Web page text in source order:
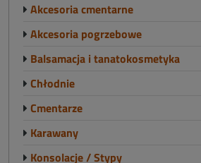
Akcesoria cmentarne
Akcesoria pogrzebowe
Balsamacja i tanatokosmetyka
Chłodnie
Cmentarze
Karawany
Konsolacje / Stypy